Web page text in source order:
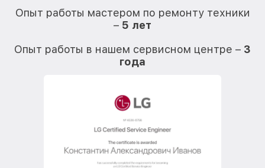
Опыт работы мастером по ремонту техники
– 5 лет
Опыт работы в нашем сервисном центре – 3
года